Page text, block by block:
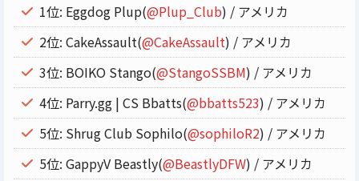
1位: Eggdog Plup(@Plup_Club) / アメリカ
2位: CakeAssault(@CakeAssault) / アメリカ
3位: BOIKO Stango(@StangoSSBM) / アメリカ
4位: Parry.gg | CS Bbatts(@bbatts523) / アメリカ
5位: Shrug Club Sophilo(@sophiloR2) / アメリカ
5位: GappyV Beastly(@BeastlyDFW) / アメリカ